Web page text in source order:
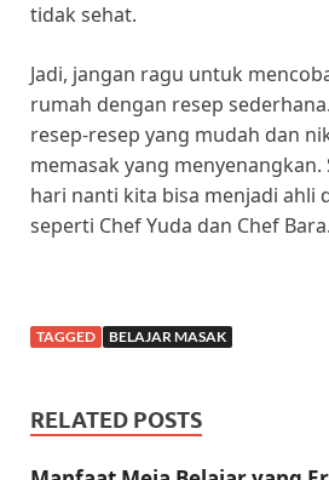
tidak sehat.
Jadi, jangan ragu untuk
rumah dengan resep
resep-resep yang mudah dan
memasak yang menyenangkan.
hari nanti kita bisa menjadi ahli
seperti Chef Yuda dan Chef Bara.
TAGGED BELAJAR MASAK
RELATED POSTS